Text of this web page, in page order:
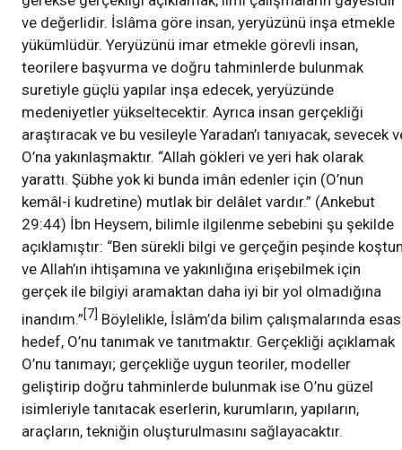
ve değerlidir. İslâma göre insan, yeryüzünü inşa etmekle
yükümlüdür. Yeryüzünü imar etmekle görevli insan,
teorilere başvurma ve doğru tahminlerde bulunmak
suretiyle güçlü yapılar inşa edecek, yeryüzünde
medeniyetler yükseltecektir. Ayrıca insan gerçekliği
araştıracak ve bu vesileyle Yaradan’ı tanıyacak, sevecek
O’na yakınlaşmaktır. “Allah gökleri ve yeri hak olarak
yarattı. Şübhe yok ki bunda imân edenler için (O’nun
kemâl-i kudretine) mutlak bir delâlet vardır.” (Ankebut
29:44) İbn Heysem, bilimle ilgilenme sebebini şu şekilde
açıklamıştır: “Ben sürekli bilgi ve gerçeğin peşinde
ve Allah’ın ihtişamına ve yakınlığına erişebilmek için
gerçek ile bilgiyi aramaktan daha iyi bir yol olmadığına
inandım.”[7] Böylelikle, İslâm’da bilim çalışmalarında esas
hedef, O’nu tanımak ve tanıtmaktır. Gerçekliği açıklamak
O’nu tanımayı; gerçekliğe uygun teoriler, modeller
geliştirip doğru tahminlerde bulunmak ise O’nu güzel
isimleriyle tanıtacak eserlerin, kurumların, yapıların,
araçların, tekniğin oluşturulmasını sağlayacaktır.